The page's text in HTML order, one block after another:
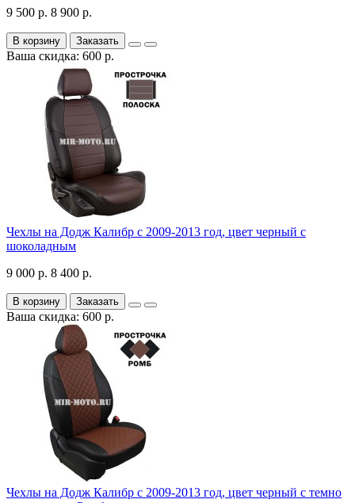
9 500 р. 8 900 р.
В корзину Заказать
Ваша скидка: 600 р.
Чехлы на Додж Калибр с 2009-2013 год, цвет черный с
шоколадным
9 000 р. 8 400 р.
В корзину Заказать
Ваша скидка: 600 р.
Чехлы на Додж Калибр с 2009-2013 год, цвет черный с темно